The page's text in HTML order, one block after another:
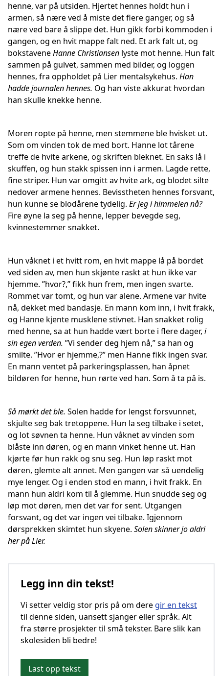
henne, var på utsiden. Hjertet hennes holdt hun i
armen, så nære ved å miste det flere ganger, og så
nære ved bare å slippe det. Hun gikk forbi kommoden i
gangen, og en hvit mappe falt ned. Et ark falt ut, og
bokstaveneHanne Christiansen lyste mot henne. Hun falt
sammen på gulvet, sammen med bilder, og loggen
hennes, fra oppholdet på Lier mentalsykehus. Han
hadde journalen hennes. Og han viste akkurat hvordan
han skulle knekke henne.
Moren ropte på henne, men stemmene ble hvisket ut.
Som om vinden tok de med bort. Hanne lot tårene
treffe de hvite arkene, og skriften bleknet. En saks lå i
skuffen, og hun stakk spissen inn i armen. Lagde rette,
fine striper. Hun var omgitt av hvite ark, og blodet silte
nedover armene hennes. Bevisstheten hennes forsvant,
hun kunne se blodårene tydelig. Er jeg i himmelen nå?
Fire øyne la seg på henne, lepper bevegde seg,
kvinnestemmer snakket.
Hun våknet i et hvitt rom, en hvit mappe lå på bordet
ved siden av, men hun skjønte raskt at hun ikke var
hjemme. ”hvor?,” fikk hun frem, men ingen svarte.
Rommet var tomt, og hun var alene. Armene var hvite
nå, dekket med bandasje. En mann kom inn, i hvit frakk,
og Hanne kjente musklene stivnet. Han snakket rolig
med henne, sa at hun hadde vært borte i flere dager, i
sin egen verden. ”Vi sender deg hjem nå,” sa han og
smilte. ”Hvor er hjemme,?” men Hanne fikk ingen svar.
En mann ventet på parkeringsplassen, han åpnet
bildøren for henne, hun rørte ved han. Som å ta på is.
Så mørkt det ble. Solen hadde for lengst forsvunnet,
skjulte seg bak tretoppene. Hun la seg tilbake i setet,
og lot søvnen ta henne. Hun våknet av vinden som
blåste inn døren, og en mann vinket henne ut. Han
kjørte før hun rakk og snu seg. Hun løp raskt mot
døren, glemte alt annet. Men gangen var så uendelig
mye lenger. Og i enden stod en mann, i hvit frakk. En
mann hun aldri kom til å glemme. Hun snudde seg og
løp mot døren, men det var for sent. Utgangen
forsvant, og det var ingen vei tilbake. Igjennom
dørsprekken skimtet hun skyene. Solen skinner jo aldri
her på Lier.
Legg inn din tekst!
Vi setter veldig stor pris på om dere gir en tekst
til denne siden, uansett sjanger eller språk. Alt
fra større prosjekter til små tekster. Bare slik kan
skolesiden bli bedre!
Last opp tekst